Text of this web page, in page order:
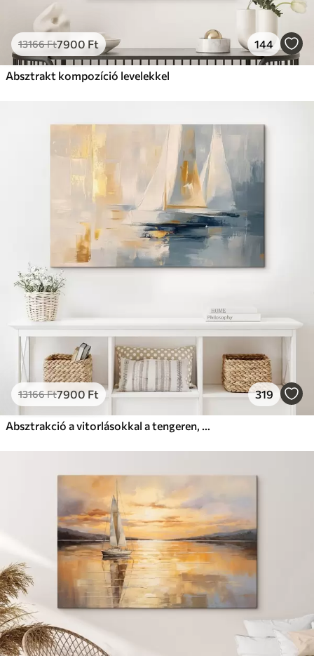
13166Ft7900 Ft 144
Absztrakt kompozíció levelekkel
13166Ft7900 Ft 319
Absztrakció a vitorlásokkal a tengeren, akril stílusban, naplemente